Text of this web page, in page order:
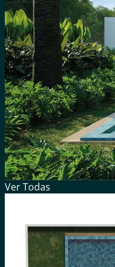
VerTodas